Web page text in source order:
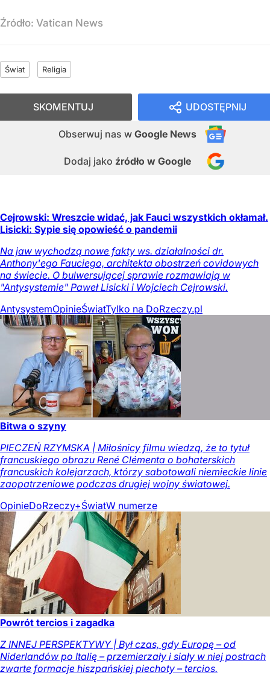
Źródło: Vatican News
Świat Religia
UDOSTĘPNIJ
Obserwuj nas w Google News
Dodaj jako źródło w Google
SKOMENTUJ
Cejrowski: Wreszcie widać, jak Fauci wszystkich okłamał.
Lisicki: Sypie się opowieść o pandemii
Na jaw wychodzą nowe fakty ws. działalności dr.
Anthony'ego Fauciego, architekta obostrzeń covidowych
na świecie. O bulwersującej sprawie rozmawiają w
"Antysystemie" Paweł Lisicki i Wojciech Cejrowski.
AntysystemOpinieŚwiatTylko na DoRzeczy.pl
Bitwa o szyny
PIECZEŃ RZYMSKA | Miłośnicy filmu wiedzą, że to tytuł
francuskiego obrazu René Clémenta o bohaterskich
francuskich kolejarzach, którzy sabotowali niemieckie linie
zaopatrzeniowe podczas drugiej wojny światowej.
OpinieDoRzeczy+ŚwiatW numerze
Powrót tercios i zagadka
Z INNEJ PERSPEKTYWY | Był czas, gdy Europę – od
Niderlandów po Italię – przemierzały i siały w niej postrach
zwarte formacje hiszpańskiej piechoty – tercios.